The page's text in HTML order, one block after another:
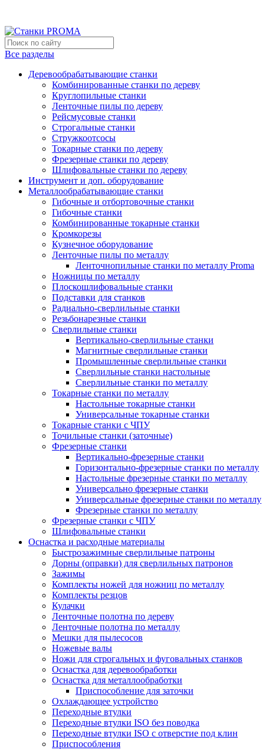
Все разделы
Деревообрабатывающие станки
Комбинированные станки по дереву
Круглопильные станки
Ленточные пилы по дереву
Рейсмусовые станки
Строгальные станки
Стружкоотсосы
Токарные станки по дереву
Фрезерные станки по дереву
Шлифовальные станки по дереву
Инструмент и доп. оборудование
Металлообрабатывающие станки
Гибочные и отбортовочные станки
Гибочные станки
Комбинированные токарные станки
Кромкорезы
Кузнечное оборудование
Ленточные пилы по металлу
Ленточнопильные станки по металлу Proma
Ножницы по металлу
Плоскошлифовальные станки
Подставки для станков
Радиально-сверлильные станки
Резьбонарезные станки
Сверлильные станки
Вертикально-сверлильные станки
Магнитные сверлильные станки
Промышленные сверлильные станки
Сверлильные станки настольные
Сверлильные станки по металлу
Токарные станки по металлу
Настольные токарные станки
Универсальные токарные станки
Токарные станки с ЧПУ
Точильные станки (заточные)
Фрезерные станки
Вертикально-фрезерные станки
Горизонтально-фрезерные станки по металлу
Настольные фрезерные станки по металлу
Универсально фрезерные станки
Универсальные фрезерные станки по металлу
Фрезерные станки по металлу
Фрезерные станки с ЧПУ
Шлифовальные станки
Оснастка и расходные материалы
Быстрозажимные сверлильные патроны
Дорны (оправки) для сверлильных патронов
Зажимы
Комплекты ножей для ножниц по металлу
Комплекты резцов
Кулачки
Ленточные полотна по дереву
Ленточные полотна по металлу
Мешки для пылесосов
Ножевые валы
Ножи для строгальных и фуговальных станков
Оснастка для деревообработки
Оснастка для металлообработки
Приспособление для заточки
Охлаждающее устройство
Переходные втулки
Переходные втулки ISO без поводка
Переходные втулки ISO с отверстие под клин
Приспособления